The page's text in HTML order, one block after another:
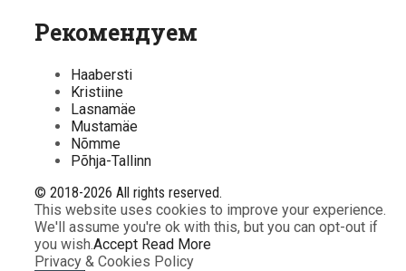
Рекомендуем
Haabersti
Kristiine
Lasnamäe
Mustamäe
Nõmme
Põhja-Tallinn
© 2018-2026 All rights reserved.
This website uses cookies to improve your experience.
We'll assume you're ok with this, but you can opt-out if
you wish.Accept Read More
Privacy & Cookies Policy